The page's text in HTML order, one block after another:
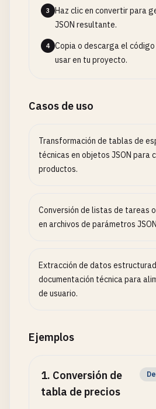
3
Haz clic en convertir para
JSON resultante.
4
Copia o descarga el
usar en tu proyecto.
Casos de uso
Transformación de tablas de
técnicas en objetos JSON para
productos.
Conversión de listas de tareas
en archivos de parámetros
Extracción de datos
documentación técnica para
de usuario.
Ejemplos
1. Conversión de
tabla de precios